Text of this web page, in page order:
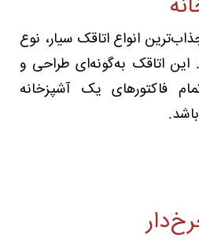
انواع اتاقک سیار، نوع
اتاقک به‌گونه‌ای طراحی و
فاکتورهای یک آشپزخانه